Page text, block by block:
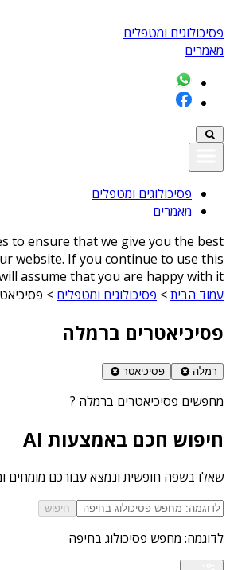
פסיכולוגים ומטפלים
מאמרים
פסיכולוגים ומטפלים
מאמרים
to ensure that we give you the best
website. If you continue to use this
assume that you are happy with it
עמוד הבית> פסיכולוגים ומטפלים >
פסיכיאטרים ברמלה
רמלה פסיכיאטר
מחפשים פסיכיאטרים ברמלה ?
חיפוש חכם באמצעות AI
שאלו בשפה חופשית ונמצא עבורכם מומחים
חיפוש
לדוגמה: מחפש פסיכולוג בחיפה